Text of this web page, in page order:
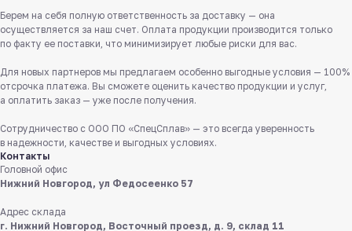
Берем на себя полную ответственность за доставку — она
осуществляется за наш счет. Оплата продукции производится только
по факту ее поставки, что минимизирует любые риски для вас.
Для новых партнеров мы предлагаем особенно выгодные условия — 100%
отсрочка платежа. Вы сможете оценить качество продукции и услуг,
а оплатить заказ — уже после получения.
Сотрудничество с ООО ПО «СпецСплав» — это всегда уверенность
в надежности, качестве и выгодных условиях.
Контакты
Головной офис
Нижний Новгород, ул Федосеенко 57
Адрес склада
г. Нижний Новгород, Восточный проезд, д. 9, склад 11
Заказать звонок
Служба поддержки клиентов
Пишите нам
в мессенджерах
8 831 413 29 55
Бесплатно по России